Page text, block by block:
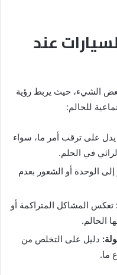
عند
الشيء، حيث يربط رؤية
للحالم:
على ترقب أمر ما، سواء
في الحلم.
الوحدة أو الشعور بعدم
تعكس المشاكل المتراكمة أو
الحالم.
دليل على التخلص من
ما.